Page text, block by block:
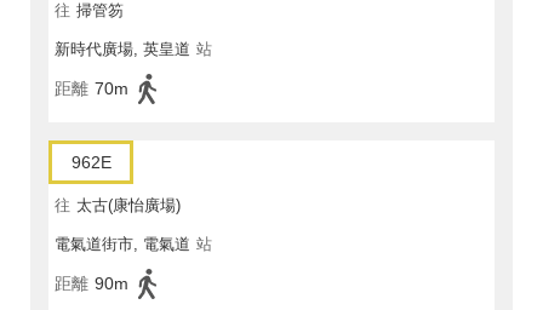
往 掃管笏
新時代廣場, 英皇道 站
距離 70m
962E
往 太古(康怡廣場)
電氣道街市, 電氣道 站
距離 90m